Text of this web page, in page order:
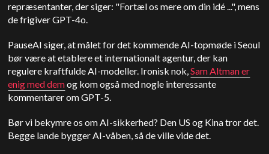
repræsentanter, der siger: "Fortæl os mere om din idé ...", mens
de frigiver GPT-4o.
PauseAI siger, at målet for det kommende AI-topmøde i Seoul
bør være at etablere et internationalt agentur, der kan
regulere kraftfulde AI-modeller. Ironisk nok,SamAltmaner
enig med demog kom også med nogle interessante
kommentarer om GPT-5.
Bør vi bekymre os om AI-sikkerhed? Den US og Kina tror det.
Begge lande bygger AI-våben, så de ville vide det.